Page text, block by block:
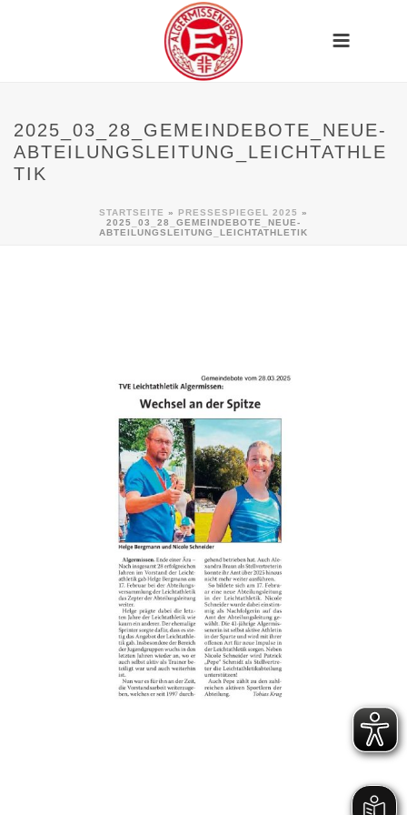
2025_03_28_GEMEINDEBOTE_NEUE-
ABTEILUNGSLEITUNG_LEICHTATHLE
TIK
STARTSEITE » PRESSESPIEGEL 2025 »
2025_03_28_GEMEINDEBOTE_NEUE-
ABTEILUNGSLEITUNG_LEICHTATHLETIK